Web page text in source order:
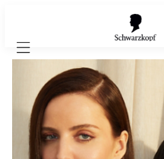
Mobile navigation